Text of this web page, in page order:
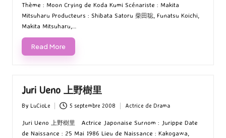
Thème : Moon Crying de Koda Kumi Scénariste : Makita
Mitsuharu Producteurs : Shibata Satoru 柴田聡, Funatsu Koichi,
Makita Mitsuharu,…
Read More
Juri Ueno 上野樹里
Posted
by
By LuCioLe 5 septembre 2008
in
Actrice de Drama
Juri Ueno 上野樹里 Actrice Japonaise Surnom : Jurippe Date
de Naissance : 25 Mai 1986 Lieu de Naissance : Kakogawa,